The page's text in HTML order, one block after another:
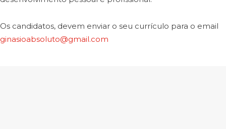
Os candidatos, devem enviar o seu currículo para o email
ginasioabsoluto@gmail.com